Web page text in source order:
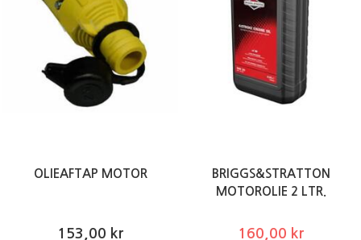
OLIEAFTAP MOTOR
153,00 kr
BRIGGS&STRATTON
MOTOROLIE 2 LTR.
160,00 kr